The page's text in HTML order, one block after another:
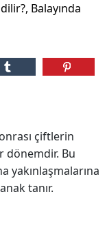
Balayında
çiftlerin
dönemdir. Bu
yakınlaşmalarına
tanır.